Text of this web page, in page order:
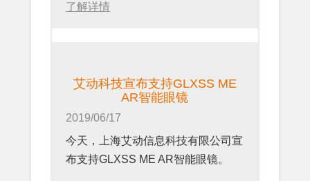
了解详情
艾动科技宣布支持GLXSS ME
AR智能眼镜
2019/06/17
今天，上海艾动信息科技有限公司宣
布支持GLXSS ME AR智能眼镜。